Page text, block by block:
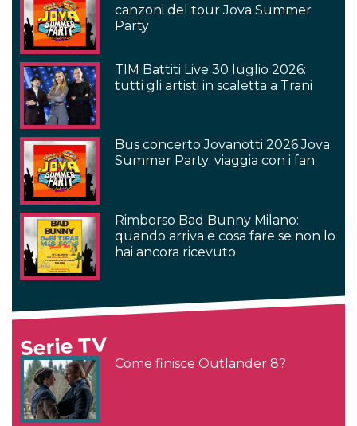
canzoni del tour Jova Summer
Party
TIM Battiti Live 30 luglio 2026:
tutti gli artisti in scaletta a Trani
Bus concerto Jovanotti 2026 Jova
Summer Party: viaggia con i fan
Rimborso Bad Bunny Milano:
quando arriva e cosa fare se non lo
hai ancora ricevuto
Serie TV
Come finisce Outlander 8?